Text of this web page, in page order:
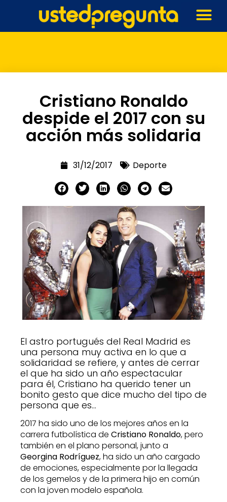
Cristiano Ronaldo
despide el 2017 con su
acción más solidaria
31/12/2017 Deporte
El astro portugués del Real Madrid es
una persona muy activa en lo que a
solidaridad se refiere, y antes de cerrar
el que ha sido un año espectacular
para él, Cristiano ha querido tener un
bonito gesto que dice mucho del tipo de
persona que es…
2017 ha sido uno de los mejores años en la
carrera futbolística de Cristiano Ronaldo, pero
también en el plano personal, junto a
Georgina Rodríguez, ha sido un año cargado
de emociones, especialmente por la llegada
de los gemelos y de la primera hijo en común
con la joven modelo española.